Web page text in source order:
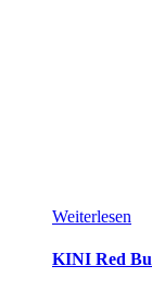
Weiterlesen
KINI Red